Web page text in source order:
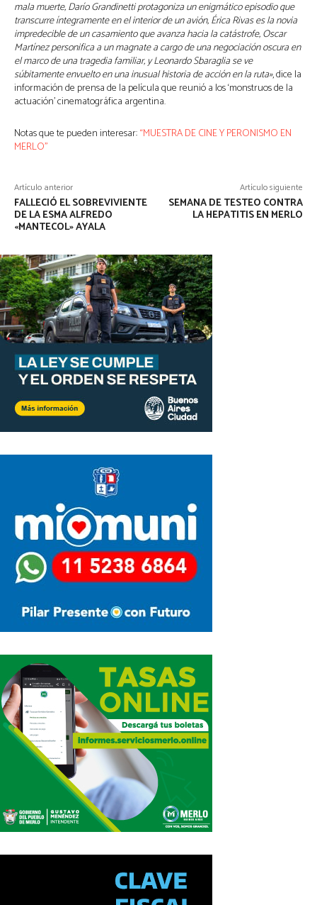
mala muerte, Darío Grandinetti protagoniza un enigmático episodio que
transcurre íntegramente en el interior de un avión, Érica Rivas es la novia
impredecible de un casamiento que avanza hacia la catástrofe, Oscar
Martínez personifica a un magnate a cargo de una negociación oscura en
el marco de una tragedia familiar, y Leonardo Sbaraglia se ve
súbitamente envuelto en una inusual historia de acción en la ruta», dice la
información de prensa de la película que reunió a los ‘monstruos de la
actuación’ cinematográfica argentina.
Notas que te pueden interesar:“MUESTRA DE CINE Y PERONISMO EN
MERLO”
Artículo anterior
FALLECIÓ EL SOBREVIVIENTE
DE LA ESMA ALFREDO
«MANTECOL» AYALA
Artículo siguiente
SEMANA DE TESTEO CONTRA
LA HEPATITIS EN MERLO